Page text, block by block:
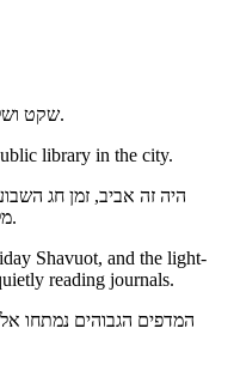
שקט ושלווה שררו בספרייה הציבורית בעיר.
library in the city.
היה זה אביב, זמן חג
מלאה באנשים שקראו בשקט ירחים.
Shavuot, and the light-
reading journals.
המדפים הגבוהים נמתחו